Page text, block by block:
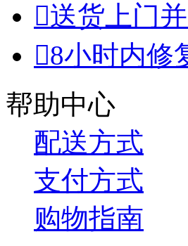
送货上门
8小时内修
帮助中心
配送方式
支付方式
购物指南